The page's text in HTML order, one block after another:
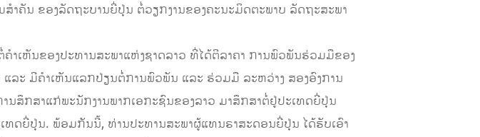
ຳຄັນ ຂອງລັດຖະບານຍີ່ປຸ່ນ ຕໍ່ວຽກງານຂອງຄະນະມິດຕະພາບ ລັດຖະສະພາ
ເຫັນຂອງປະທານສະພາແຫ່ງຊາດລາວ ທີ່ໄດ້ຕີລາຄາ ການພົວພັນຮ່ວມມືຂອງ
ລະ ມີຄໍາເຫັນແລກປ່ຽນຕໍ່ການພົວພັນ ແລະ ຮ່ວມມື ລະຫວ່າງ ສອງອົງການ
ສຶກສາແກ່ພະນັກງານພາກເອກະຊົນຂອງລາວ ມາສຶກສາຕໍ່ຢູ່ປະເທດຍີ່ປຸ່ນ
ດຍີ່ປຸ່ນ. ພ້ອມກັນນີ້, ທ່ານປະທານສະພາຜູ້ແທນຣາສະດອນຍີ່ປຸ່ນ ໄດ້ຮັບເອົາ